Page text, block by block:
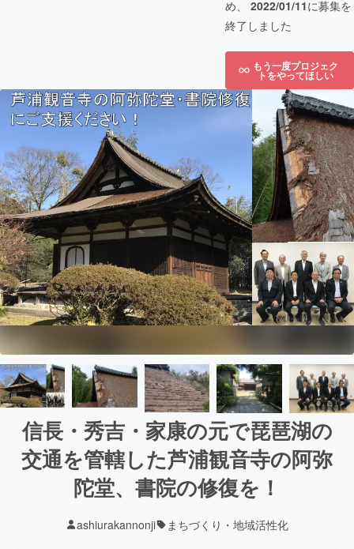
め、 2022/01/11に募集を
終了しました
もう一度プロジェク
トをやってほしい
信長・秀吉・家康の元で琵琶湖の
交通を管轄した芦浦観音寺の阿弥
陀堂、書院の修復を！
ashiurakannonji まちづくり・地域活性化